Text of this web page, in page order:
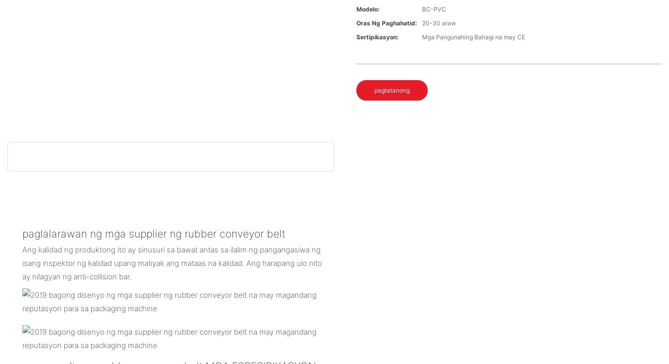
Modelo:
BC-PVC
Oras Ng Paghahatid:
20-30 araw
Sertipikasyon:
Mga Pangunahing Bahagi na may CE
pagtatanong
paglalarawan ng mga supplier ng rubber conveyor belt
Ang kalidad ng produktong ito ay sinusuri sa bawat antas sa ilalim ng pangangasiwa ng
isang inspektor ng kalidad upang matiyak ang mataas na kalidad. Ang harapang ulo nito
ay nilagyan ng anti-collision bar.